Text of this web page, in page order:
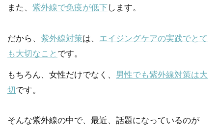
また、 紫外線で免疫が低下 します。
だから、 紫外線対策は、 エイジングケアの実践でとて
も大切なこと です。
もちろん、女性だけでなく、 男性でも紫外線対策は大
切 です。
そんな紫外線の中で、最近、話題になっているのが